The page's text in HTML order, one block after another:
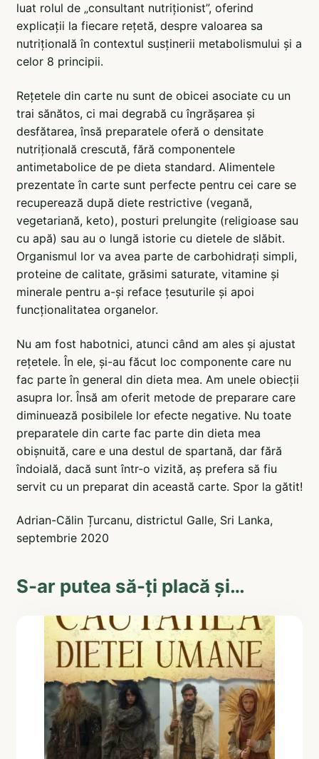
luat rolul de „consultant nutriționist”, oferind
explicații la fiecare rețetă, despre valoarea sa
nutrițională în contextul susținerii metabolismului și a
celor 8 principii.
Rețetele din carte nu sunt de obicei asociate cu un
trai sănătos, ci mai degrabă cu îngrășarea și
desfătarea, însă preparatele oferă o densitate
nutrițională crescută, fără componentele
antimetabolice de pe dieta standard. Alimentele
prezentate în carte sunt perfecte pentru cei care se
recuperează după diete restrictive (vegană,
vegetariană, keto), posturi prelungite (religioase sau
cu apă) sau au o lungă istorie cu dietele de slăbit.
Organismul lor va avea parte de carbohidrați simpli,
proteine de calitate, grăsimi saturate, vitamine și
minerale pentru a-și reface țesuturile și apoi
funcționalitatea organelor.
Nu am fost habotnici, atunci când am ales și ajustat
rețetele. În ele, și-au făcut loc componente care nu
fac parte în general din dieta mea. Am unele obiecții
asupra lor. Însă am oferit metode de preparare care
diminuează posibilele lor efecte negative. Nu toate
preparatele din carte fac parte din dieta mea
obișnuită, care e una destul de spartană, dar fără
îndoială, dacă sunt într-o vizită, aș prefera să fiu
servit cu un preparat din această carte. Spor la gătit!
Adrian-Călin Țurcanu, districtul Galle, Sri Lanka,
septembrie 2020
S-ar putea să-ți placă și…